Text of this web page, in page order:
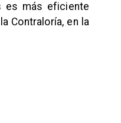
es más eficiente
Contraloría, en la